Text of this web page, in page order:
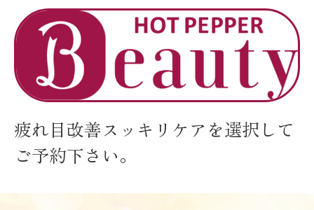
疲れ目改善スッキリケアを選択して
ご予約下さい。